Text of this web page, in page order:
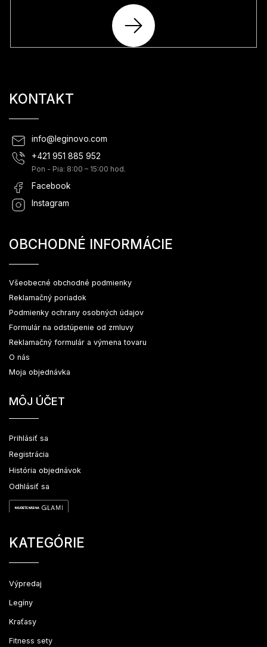
PRIHLÁSIŤ
SA
KONTAKT
info@ leginovo.com
+421 951 885 952
Pon - Pia: 8:00 – 15:00 hod.
Facebook
Instagram
OBCHODNÉ INFORMÁCIE
Všeobecné obchodné podmienky
Reklamačný poriadok
Podmienky ochrany osobných údajov
Formulár na odstúpenie od zmluvy
Reklamačný formulár a výmena tovaru
O nás
Moja objednávka
MÔJ ÚČET
Prihlásiť sa
Registrácia
História objednávok
Odhlásiť sa
KATEGÓRIE
Výpredaj
Legíny
Kraťasy
Fitness sety